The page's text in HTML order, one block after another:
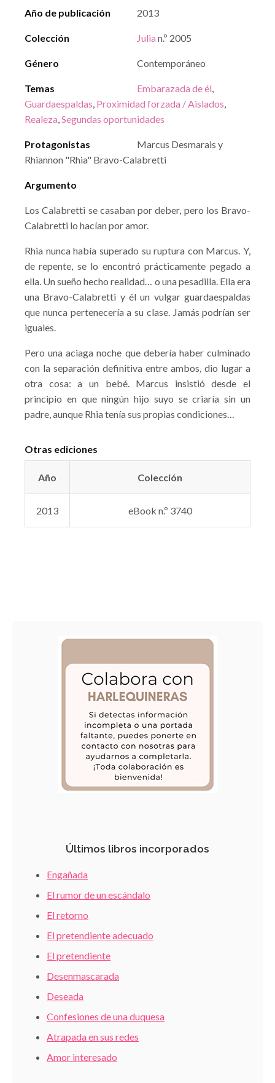
Año de publicación 2013
Colección Julia n.º 2005
Género Contemporáneo
Temas Embarazada de él,
Guardaespaldas, Proximidad forzada / Aislados,
Realeza,Segundas oportunidades
Protagonistas
Marcus Desmarais y
Rhiannon "Rhia" Bravo-Calabretti
Argumento
Los Calabretti se casaban por deber, pero los Bravo-
Calabretti lo hacían por amor.
Rhia nunca había superado su ruptura con Marcus. Y,
de repente, se lo encontró prácticamente pegado a
ella. Un sueño hecho realidad… o una pesadilla. Ella era
una Bravo-Calabretti y él un vulgar guardaespaldas
que nunca pertenecería a su clase. Jamás podrían ser
iguales.
Pero una aciaga noche que debería haber culminado
con la separación definitiva entre ambos, dio lugar a
otra cosa: a un bebé. Marcus insistió desde el
principio en que ningún hijo suyo se criaría sin un
padre, aunque Rhia tenía sus propias condiciones…
Otras ediciones
Año Colección
2013 eBook n.º 3740
Últimos libros incorporados
Engañada
El rumor de un escándalo
El retorno
El pretendiente adecuado
El pretendiente
Desenmascarada
Deseada
Confesiones de una duquesa
Atrapada en sus redes
Amor interesado